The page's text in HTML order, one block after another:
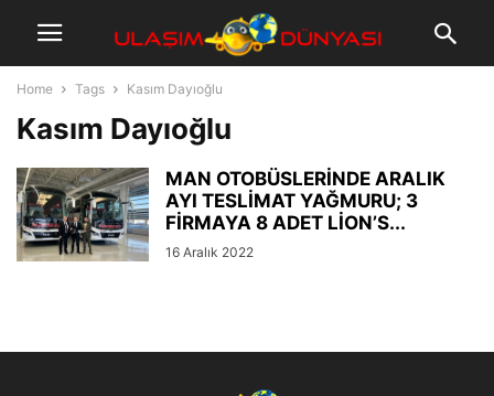
Home Tags Kasım Dayıoğlu
Kasım Dayıoğlu
MAN OTOBÜSLERİNDE ARALIK
AYI TESLİMAT YAĞMURU; 3
FİRMAYA 8 ADET LİON’S...
16 Aralık 2022